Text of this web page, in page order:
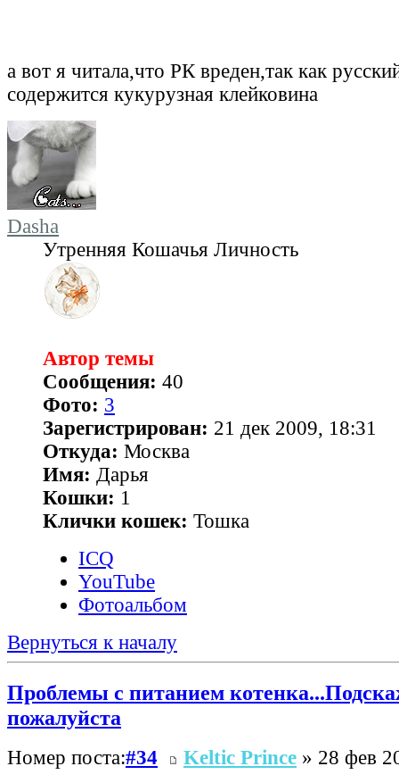
а вот я читала,что РК вреден,так как
содержится кукурузная клейковина
Dasha
Утренняя Кошачья Личность
Автор темы
Сообщения: 40
Фото: 3
Зарегистрирован: 21 дек 2009, 18:31
Откуда: Москва
Имя: Дарья
Кошки: 1
Клички кошек: Тошка
ICQ
YouTube
Фотоальбом
Вернуться к началу
Проблемы с питанием
пожалуйста
Номер поста:#34 Keltic Prince » 28 фев